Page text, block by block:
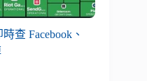
查 Facebook、